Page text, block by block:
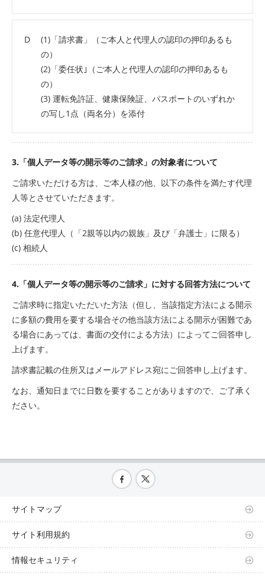
D
(1)「請求書」（ご本人と代理人の認印の押印あるも
の）
(2)「委任状｣（ご本人と代理人の認印の押印あるも
の）
(3) 運転免許証、健康保険証、パスポートのいずれか
の写し1点（両名分）を添付
3.「個人データ等の開示等のご請求」の対象者について
ご請求いただける方は、ご本人様の他、以下の条件を満たす代理
人等とさせていただきます。
(a) 法定代理人
(b) 任意代理人（「2親等以内の親族」及び「弁護士」に限る）
(c) 相続人
4.「個人データ等の開示等のご請求」に対する回答方法について
ご請求時に指定いただいた方法（但し、当該指定方法による開示
に多額の費用を要する場合その他当該方法による開示が困難であ
る場合にあっては、書面の交付による方法）によってご回答申し
上げます。
請求書記載の住所又はメールアドレス宛にご回答申し上げます。
なお、通知日までに日数を要することがありますので、ご了承く
ださい。
サイトマップ
サイト利用規約
情報セキュリティ